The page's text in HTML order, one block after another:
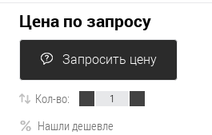
Цена по запросу
Запросить цену
Кол-во:
Нашли дешевле